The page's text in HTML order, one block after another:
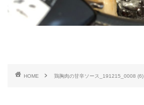
HOME 鶏胸肉の甘辛ソース_191215_0008 (6)